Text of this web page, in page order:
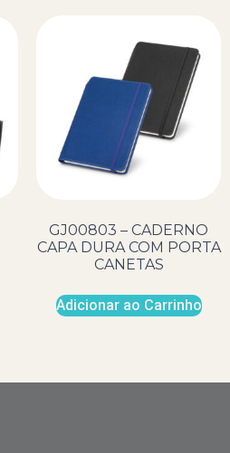
GJ00803 – CADERNO
CAPA DURA COM PORTA
CANETAS
Adicionar ao Carrinho